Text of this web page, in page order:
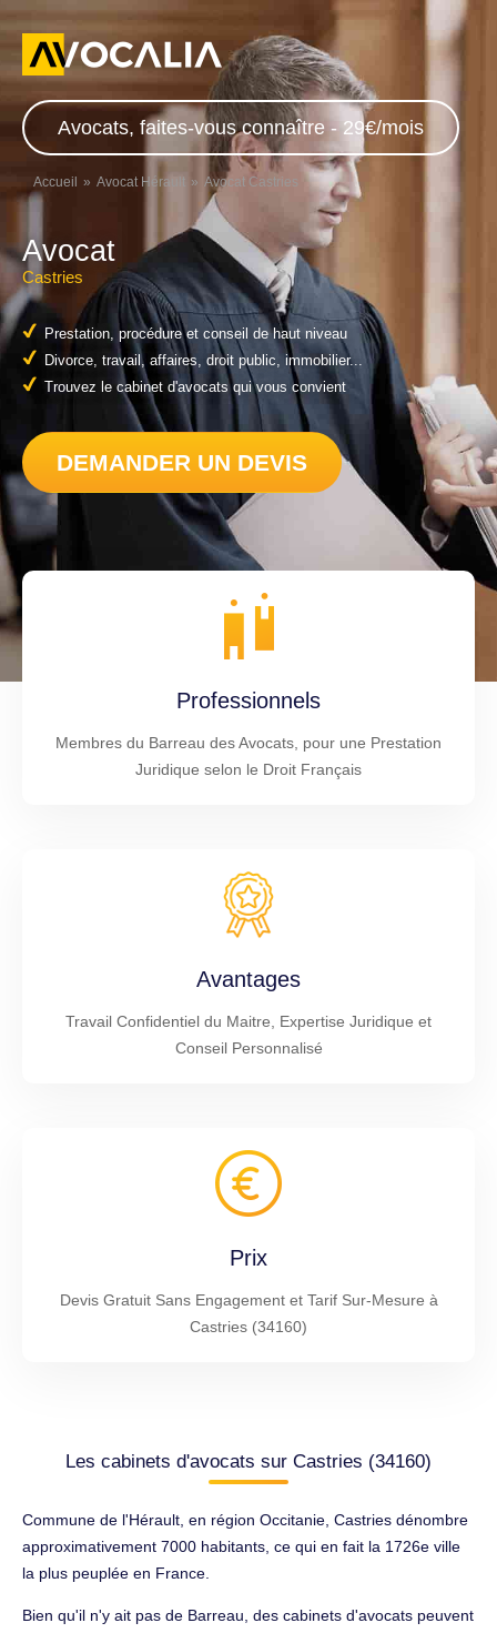
Avocats, faites-vous connaître - 29€/mois
Accueil Avocat Hérault Avocat Castries
Avocat
Castries
Prestation, procédure et conseil de haut niveau
Divorce, travail, affaires, droit public, immobilier...
Trouvez le cabinet d'avocats qui vous convient
DEMANDER UN DEVIS
Professionnels
Membres du Barreau des Avocats, pour une Prestation
Juridique selon le Droit Français
Avantages
Travail Confidentiel du Maitre, Expertise Juridique et
Conseil Personnalisé
Prix
Devis Gratuit Sans Engagement et Tarif Sur-Mesure à
Castries (34160)
Les cabinets d'avocats sur Castries (34160)
Commune de l'Hérault, en région Occitanie, Castries dénombre
approximativement 7000 habitants, ce qui en fait la 1726e ville
la plus peuplée en France.
Bien qu'il n'y ait pas de Barreau, des cabinets d'avocats peuvent